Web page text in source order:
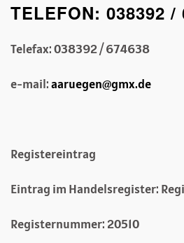
TELEFON: 038392 /
Telefax: 038392 / 674638
e-mail:aaruegen@gmx.de
Registereintrag
Eintrag im Handelsregister:
Registernummer: 20510